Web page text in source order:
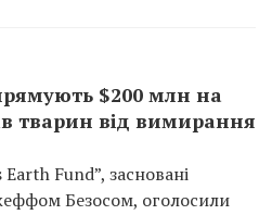
$200 млн на
тварин від вимирання
Fund”, засновані
Безосом, оголосили